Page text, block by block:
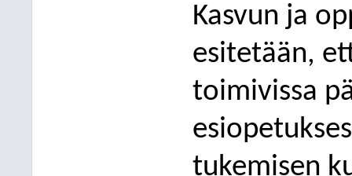
Kasvun ja
esitetään,
toimivissa
tukemisen